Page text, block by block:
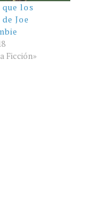
los
Joe
Ficción»